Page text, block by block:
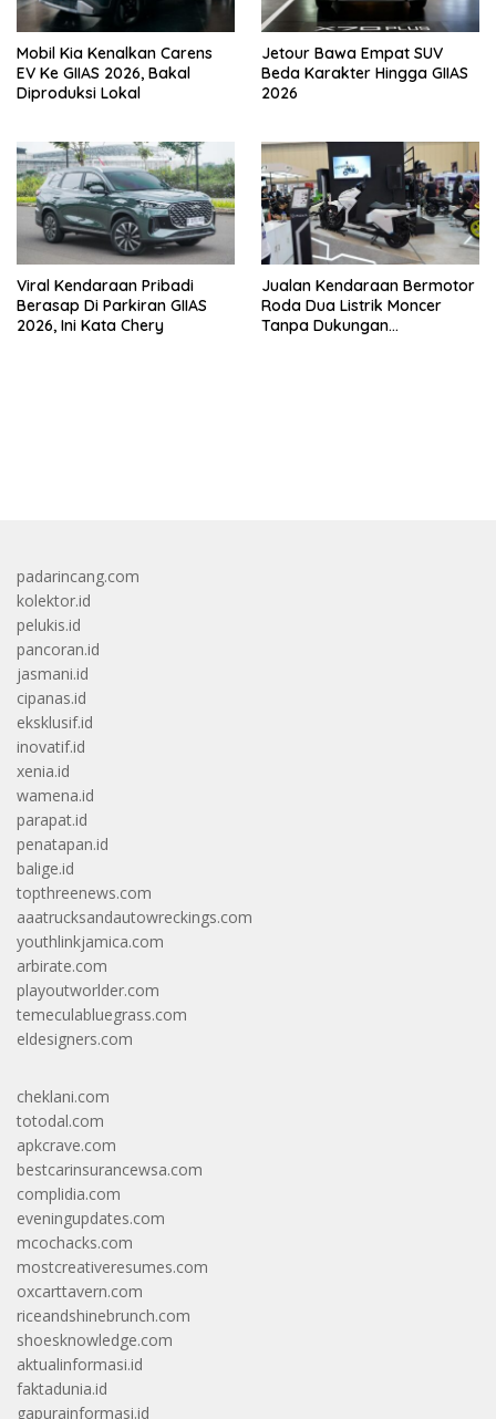
Mobil Kia Kenalkan Carens
EV Ke GIIAS 2026, Bakal
Diproduksi Lokal
Jetour Bawa Empat SUV
Beda Karakter Hingga GIIAS
2026
Viral Kendaraan Pribadi
Berasap Di Parkiran GIIAS
2026, Ini Kata Chery
Jualan Kendaraan Bermotor
Roda Dua Listrik Moncer
Tanpa Dukungan
padarincang.com
kolektor.id
pelukis.id
pancoran.id
jasmani.id
cipanas.id
eksklusif.id
inovatif.id
xenia.id
wamena.id
parapat.id
penatapan.id
balige.id
topthreenews.com
aaatrucksandautowreckings.com
youthlinkjamica.com
arbirate.com
playoutworlder.com
temeculabluegrass.com
eldesigners.com
cheklani.com
totodal.com
apkcrave.com
bestcarinsurancewsa.com
complidia.com
eveningupdates.com
mcochacks.com
mostcreativeresumes.com
oxcarttavern.com
riceandshinebrunch.com
shoesknowledge.com
aktualinformasi.id
faktadunia.id
gapurainformasi.id